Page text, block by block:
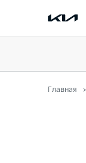
Главная